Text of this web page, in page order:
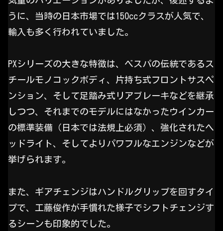
うに、当時の日本市場では150ccクラスが人気で、
輸入も多く行われていました。
PXシリーズの大きな特徴は、ベスパの伝統であるス
チールモノコックボディ、片持ち式フロントサスペ
ンション、そして足踏み式リアブレーキなどを継承
しつつ、それまでのモデルにはなかったウインカー
の標準装備（日本では法規上必須）、強化されたヘ
ッドライト、そしてよりパワフルなエンジンなどが
挙げられます。
また、ギアチェンジはハンドルグリップを回すタイ
プで、工藤俊作が手慣れた様子でシフトチェンジす
るシーンも印象的でした。